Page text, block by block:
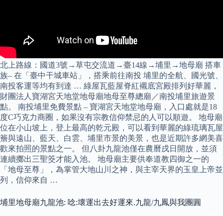
北上路線：國道3號→草屯交流道→臺14線→埔里→地母廟 搭車
族– 在「臺中干城車站」，搭乘前往南投 埔里的全航、國光號、
南投客運等均有到達 … 綠屋瓦藍屋脊紅襯底宮殿排列好華麗，
財團法人寶湖宮天地堂地母廟地母至尊總廟／南投埔里旅遊景
點。 南投埔里免費景點 – 寶湖宮天地堂地母廟，入口處就是18
度C巧克力商圈，如果沒有宗教信仰禁忌的人可以順遊。 地母廟
位在小山坡上，登上最高的乾元殿，可以看到華麗的綠琉璃瓦屋
簷與遠山、藍天、白雲、埔里市景的美景，也是近期許多網美喜
歡來拍照的景點之一。 但八卦九龍池僅在農曆戌日開放，並須
連續擲出三聖筊才能入池。 地母廟主要供奉道教四御之一的
「地母至尊」，為掌管大地山川之神，與主宰天界的玉皇上帝並
列，信仰來自 …
埔里地母廟九龍池: 唸:壞運出去好運來.九龍/九鳳與我團圓